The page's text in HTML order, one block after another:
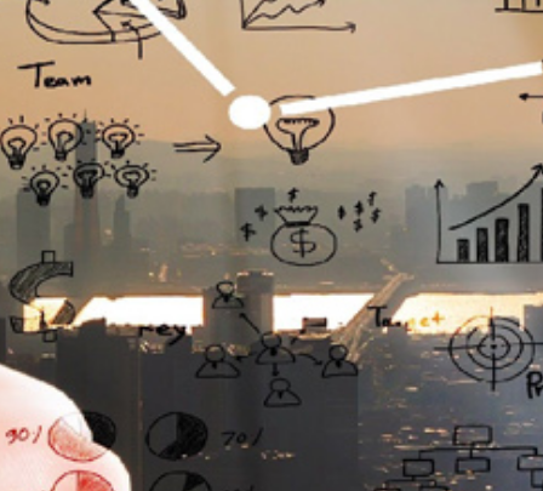
مشاغل
تماس
با
ما
درباره
ما